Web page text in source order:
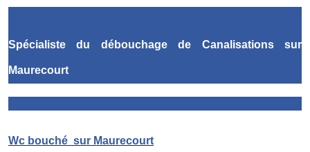
Spécialiste du débouchage de Canalisationssur
Maurecourt
Wc bouché sur Maurecourt